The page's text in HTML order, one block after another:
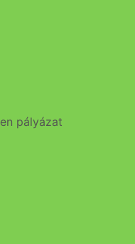
pályázat